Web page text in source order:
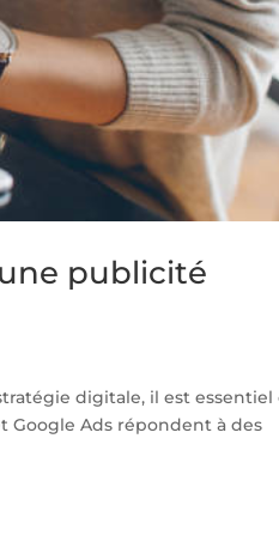
publicité
digitale, il est essentiel
Google Ads répondent à des